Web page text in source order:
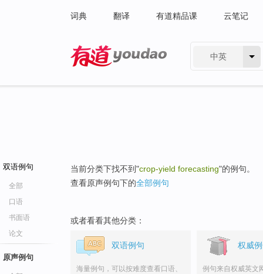
词典 翻译 有道精品课 云笔记
中英
双语例句
全部
口语
书面语
论文
原声例句
当前分类下找不到"crop-yield forecasting"的例句。
查看原声例句下的全部例句
或者看看其他分类：
双语例句
海量例句，可以按难度查看口语、
权威
例句来自权威英文